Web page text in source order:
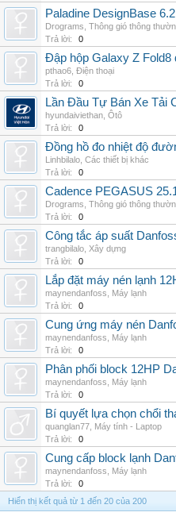
Paladine DesignBase 6.2
Drograms Thông gió thông
Trả lời:
0
Đập hộp Galaxy Z Fold8
pthao6 Điện thoại
Trả lời:
0
Lần Đầu Tự Bán Xe Tải
hyundaiviethan Ôtô
Trả lời:
0
Đồng hồ đo nhiệt độ
Linhbilalo Các thiết bị khác
Trả lời:
0
Cadence PEGASUS
Drograms Thông gió thông
Trả lời:
0
Công tắc áp suất
trangbilalo Xây dựng
Trả lời:
0
Lắp đặt máy nén lạnh
maynendanfoss
Máy lạnh
Trả lời:
0
Cung ứng máy nén
maynendanfoss
Máy lạnh
Trả lời:
0
Phân phối block 12HP
maynendanfoss
Máy lạnh
Trả lời:
0
Bí quyết lựa chọn chổi
quanglan77 Máy tính - Laptop
Trả lời:
0
Cung cấp block lạnh
maynendanfoss
Máy lạnh
Trả lời:
0
Hiển thị kết quả từ 1 đến 20 của 200